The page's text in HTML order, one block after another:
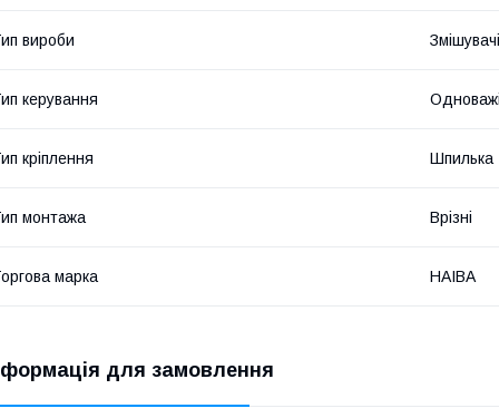
вироби
керування
кріплення Шпилька
монтажа Врізні
марка HAIBA
для замовлення